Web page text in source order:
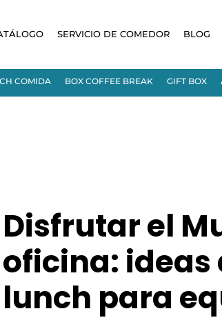
SERVICIO DE COMEDOR BLOG
COMIDA BOX COFFEE BREAK GIFT BOX
Disfrutar el
oficina: ideas
lunch para